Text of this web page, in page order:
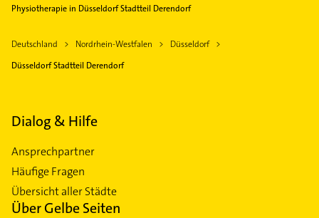
Physiotherapie in Düsseldorf Stadtteil Derendorf
Deutschland Nordrhein-Westfalen
Düsseldorf
Düsseldorf Stadtteil Derendorf
Dialog & Hilfe
Ansprechpartner
Häufige Fragen
Übersicht aller Städte
Über Gelbe Seiten